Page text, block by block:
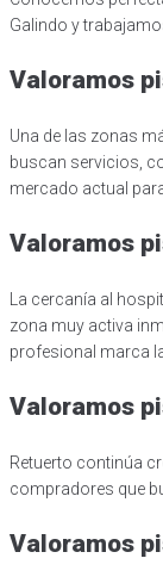
Galindo y
Valoramos
Una de las zonas
buscan servicios,
mercado actual
Valoramos
La cercanía al
zona muy activa
profesional marca
Valoramos
Retuerto continúa
compradores que
Valoramos